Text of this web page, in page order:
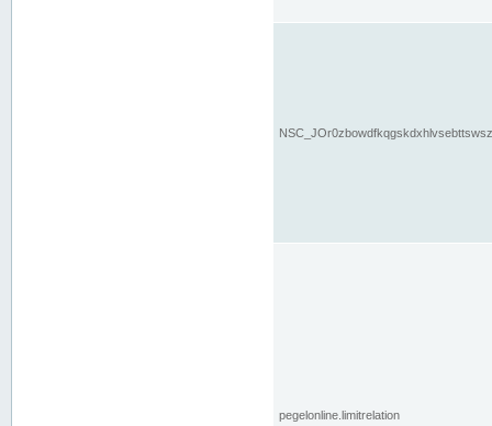
pegelonline.limitrelation